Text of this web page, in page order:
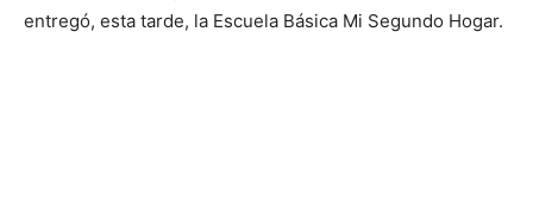
entregó, esta tarde, la Escuela Básica Mi Segundo Hogar.